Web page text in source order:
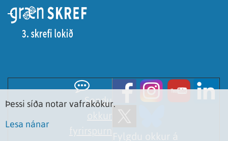
Sendu
Þessi síða notar vafrakökur.
Lesa nánar